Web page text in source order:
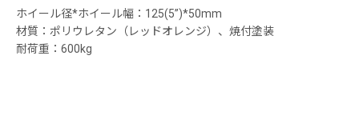
ホイール径*ホイール幅：125(5”)*50mm
材質：ポリウレタン（レッドオレンジ）、焼付塗装
耐荷重：600kg